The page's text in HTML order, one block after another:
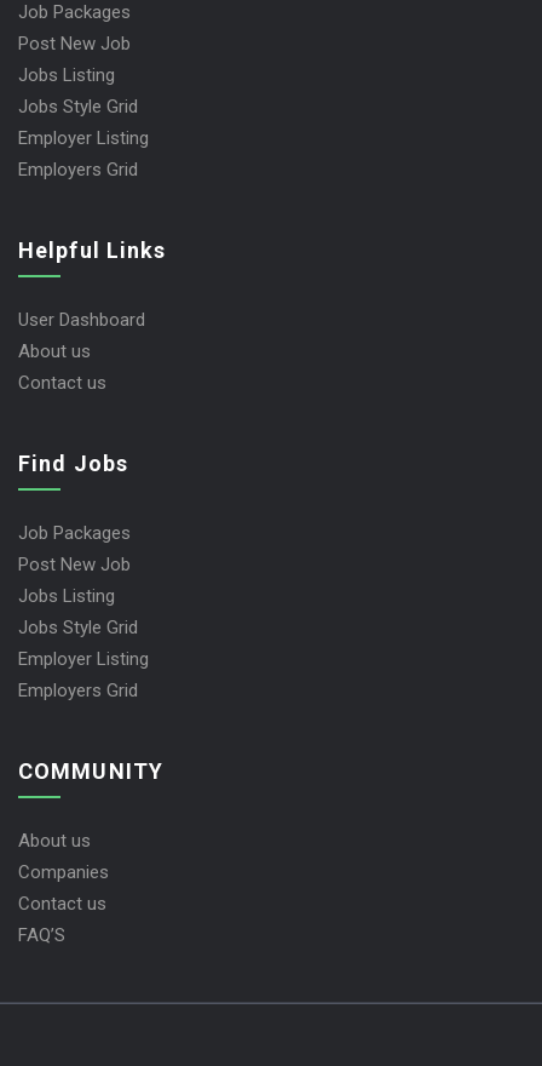
Job Packages
Post New Job
Jobs Listing
Jobs Style Grid
Employer Listing
Employers Grid
Helpful Links
User Dashboard
About us
Contact us
Find Jobs
Job Packages
Post New Job
Jobs Listing
Jobs Style Grid
Employer Listing
Employers Grid
COMMUNITY
About us
Companies
Contact us
FAQ’S